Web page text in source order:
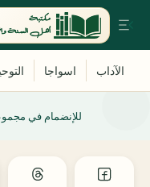
للإنضمام في